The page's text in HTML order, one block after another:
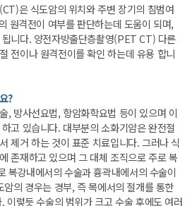
은 식도암의 위치와 주변 장기의 침범여
원격전이 여부를 판단하는데 도움이 되며,
니다. 양전자방출단층촬영(PET CT) 다른
전이나 원격전이를 확인 하는데 유용 합니
?
, 방사선요법, 항암화학요법 등이 있으며 이
고 있습니다. 대부분의 소화기암은 완전절
제거 하는 것이 표준 치료입니다. 그러나 식
존재하고 있으며 그 대체 조직으로 주로 복
복강내에서의 수술과 흉곽내에서의 수술이
의 경우는 경부, 즉 목에서의 절개를 통한
이렇듯 수술의 범위가 크고 수술 후에도 여러